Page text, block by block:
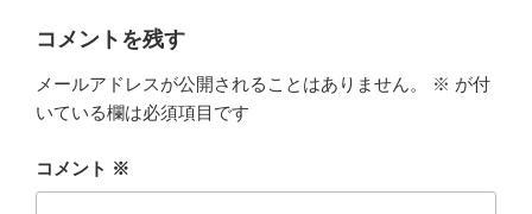
コメントを残す
メールアドレスが公開されることはありません。 ※ が付
いている欄は必須項目です
コメント ※